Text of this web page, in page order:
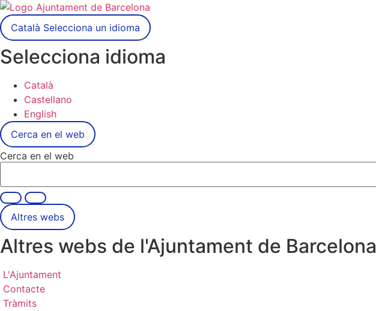
Català Selecciona un idioma
Selecciona idioma
Català
Castellano
English
Cerca en el web
Cerca en el web
Altres webs
Altres webs de l'Ajuntament de Barcelona
L'Ajuntament
Contacte
Tràmits